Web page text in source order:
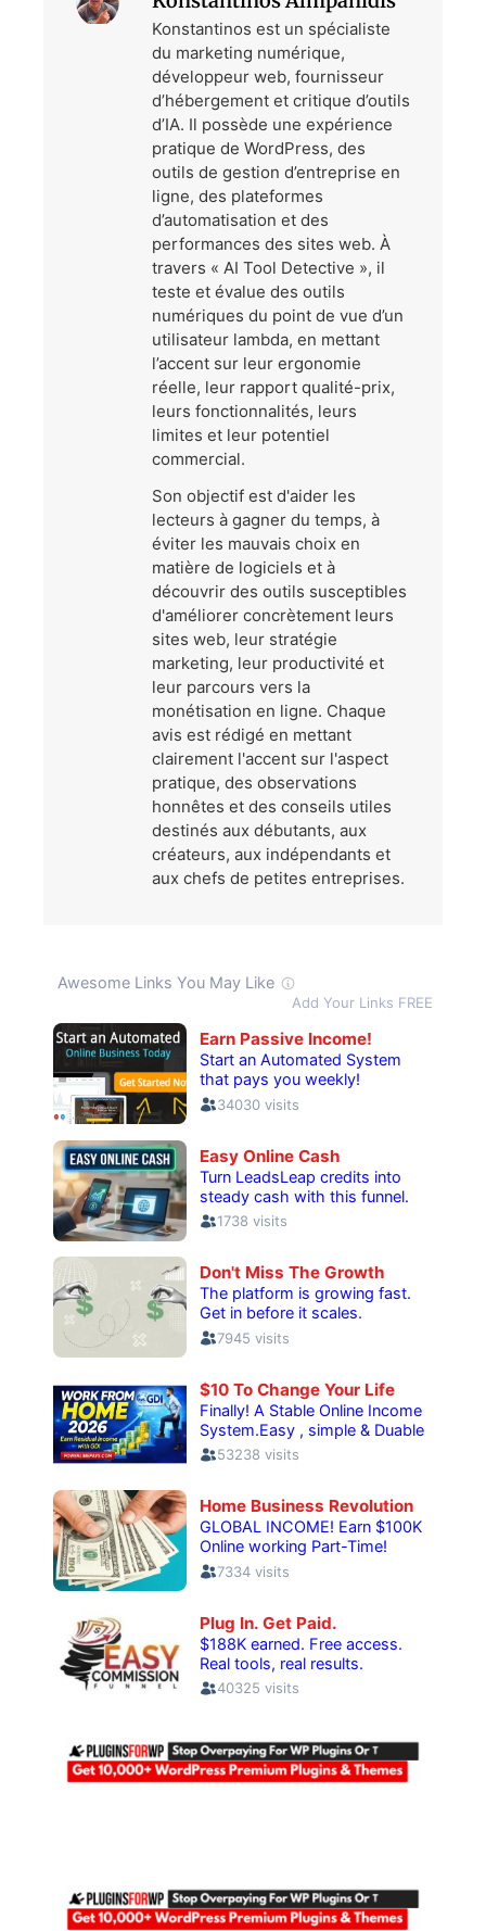
Konstantinos est un spécialiste
du marketing numérique,
développeur web, fournisseur
d’hébergement et critique d’outils
d’IA. Il possède une expérience
pratique de WordPress, des
outils de gestion d’entreprise en
ligne, des plateformes
d’automatisation et des
performances des sites web. À
travers « AI Tool Detective », il
teste et évalue des outils
numériques du point de vue d’un
utilisateur lambda, en mettant
l’accent sur leur ergonomie
réelle, leur rapport qualité-prix,
leurs fonctionnalités, leurs
limites et leur potentiel
commercial.
Son objectif est d'aider les
lecteurs à gagner du temps, à
éviter les mauvais choix en
matière de logiciels et à
découvrir des outils susceptibles
d'améliorer concrètement leurs
sites web, leur stratégie
marketing, leur productivité et
leur parcours vers la
monétisation en ligne. Chaque
avis est rédigé en mettant
clairement l'accent sur l'aspect
pratique, des observations
honnêtes et des conseils utiles
destinés aux débutants, aux
créateurs, aux indépendants et
aux chefs de petites entreprises.